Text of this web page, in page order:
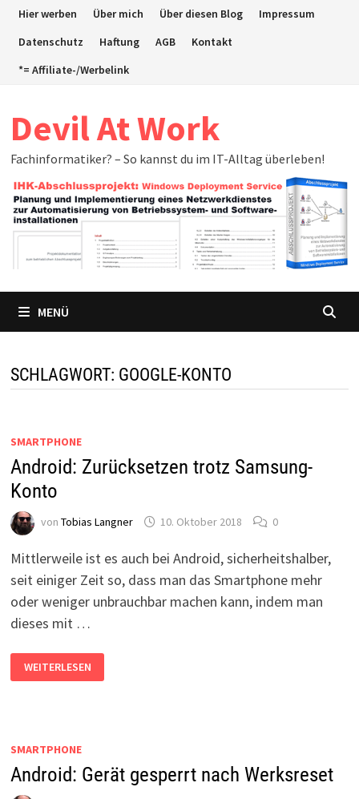
ZumHier werben Über mich Über diesen Blog
Impressum
Datenschutz
Haftung AGB
Kontakt
*= Affiliate-/Werbelink
Devil At Work
Fachinformatiker? – So kannst du im IT-Alltag überleben!
MENÜ
SCHLAGWORT: GOOGLE-KONTO
SMARTPHONE
Android: Zurücksetzen trotz Samsung-
Konto
von Tobias Langner 10. Oktober 2018 0
Mittlerweile ist es auch bei Android, sicherheitshalber,
seit einiger Zeit so, dass man das Smartphone mehr
oder weniger unbrauchbar machen kann, indem man
dieses mit …
ANDROID:
ZURÜCKSETZEN
TROTZ
WEITERLESEN
SMARTPHONE
Android: Gerät gesperrt nach Werksreset